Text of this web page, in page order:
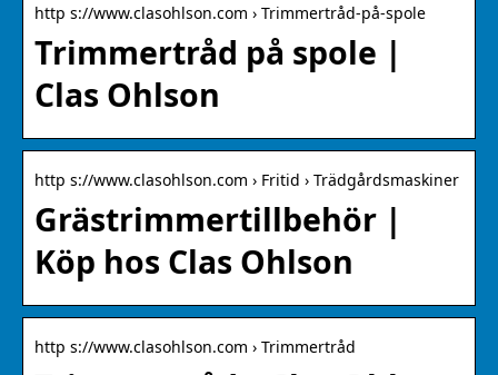
http s://www.clasohlson.com › Trimmertråd-på-spole
Trimmertråd på spole |
Clas Ohlson
http s://www.clasohlson.com › Fritid › Trädgårdsmaskiner
Grästrimmertillbehör |
Köp hos Clas Ohlson
http s://www.clasohlson.com › Trimmertråd